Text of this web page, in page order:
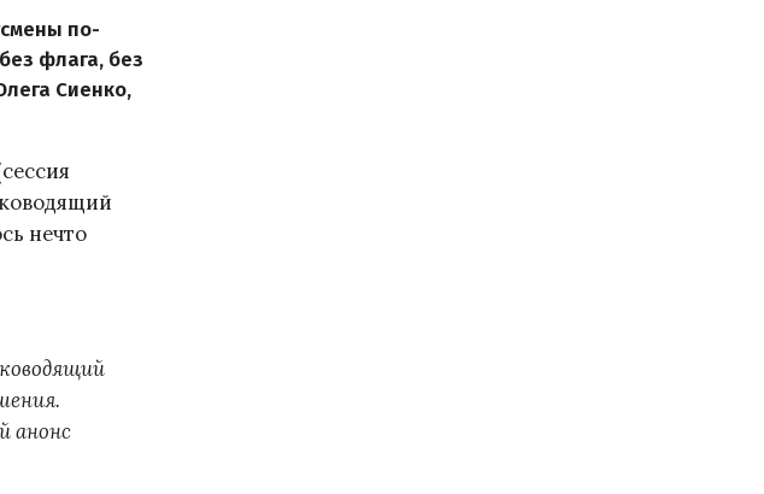
по-
флага, без
Сиенко,
нечто
анонс